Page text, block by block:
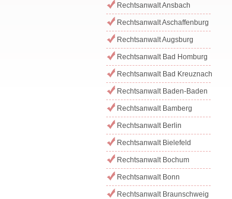
Rechtsanwalt Ansbach
Rechtsanwalt Aschaffenburg
Rechtsanwalt Augsburg
Rechtsanwalt Bad Homburg
Rechtsanwalt Bad Kreuznach
Rechtsanwalt Baden-Baden
Rechtsanwalt Bamberg
Rechtsanwalt Berlin
Rechtsanwalt Bielefeld
Rechtsanwalt Bochum
Rechtsanwalt Bonn
Rechtsanwalt Braunschweig